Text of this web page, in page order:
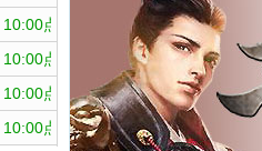
点
点
点
点
进